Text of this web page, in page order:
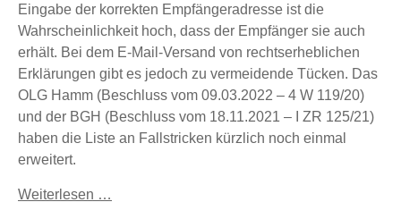
Eingabe der korrekten Empfängeradresse ist die
Wahrscheinlichkeit hoch, dass der Empfänger sie auch
erhält. Bei dem E-Mail-Versand von rechtserheblichen
Erklärungen gibt es jedoch zu vermeidende Tücken. Das
OLG Hamm (Beschluss vom 09.03.2022 – 4 W 119/20)
und der BGH (Beschluss vom 18.11.2021 – I ZR 125/21)
haben die Liste an Fallstricken kürzlich noch einmal
erweitert.
Weiterlesen …